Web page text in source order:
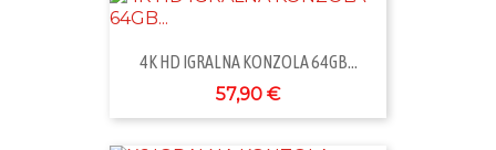
4K HD IGRALNA KONZOLA 64GB...
57,90 €